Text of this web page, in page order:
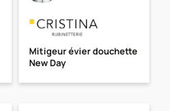
Mitigeur évier douchette
New Day